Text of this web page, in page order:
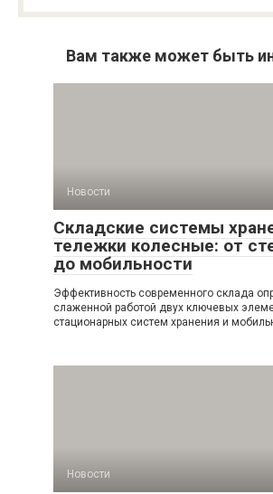
Вам также может быть
Новости
Складские системы
тележки колесные: от
до мобильности
Эффективность современного склада
слаженной работой двух ключевых
стационарных систем хранения и
Новости